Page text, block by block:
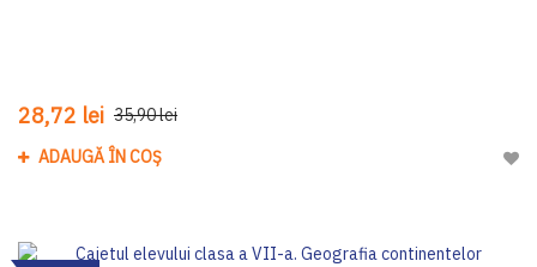
28,72 lei 35,90 lei
ADAUGĂ ÎN COȘ